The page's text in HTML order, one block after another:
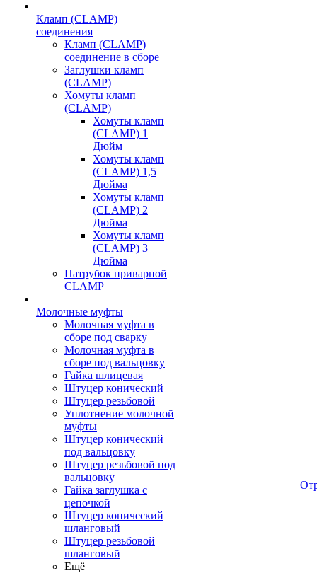
Кламп (CLAMP)
соединения
Кламп (CLAMP)
соединение в сборе
Заглушки кламп
(CLAMP)
Хомуты кламп
(CLAMP)
Хомуты кламп
(CLAMP) 1
Дюйм
Хомуты кламп
(CLAMP) 1,5
Дюйма
Хомуты кламп
(CLAMP) 2
Дюйма
Хомуты кламп
(CLAMP) 3
Дюйма
Патрубок приварной
CLAMP
Молочные муфты
Молочная муфта в
сборе под сварку
Молочная муфта в
сборе под вальцовку
Гайка шлицевая
Штуцер конический
Штуцер резьбовой
Уплотнение молочной
муфты
Штуцер конический
под вальцовку
Штуцер резьбовой под
вальцовку
Гайка заглушка с
цепочкой
Штуцер конический
шланговый
Штуцер резьбовой
шланговый
Ещё